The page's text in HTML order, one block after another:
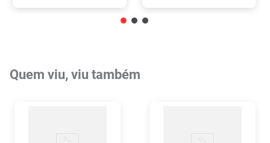
Quem viu, viu também